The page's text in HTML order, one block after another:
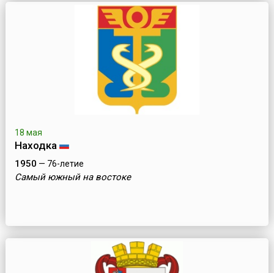
18 мая
Находка
1950 — 76-летие
Самый южный на востоке